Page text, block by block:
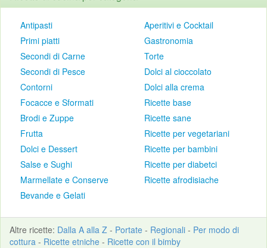
Antipasti
Primi piatti
Secondi di Carne
Secondi di Pesce
Contorni
Focacce e Sformati
Brodi e Zuppe
Frutta
Dolci e Dessert
Salse e Sughi
Marmellate e Conserve
Bevande e Gelati
Aperitivi e Cocktail
Gastronomia
Torte
Dolci al cioccolato
Dolci alla crema
Ricette base
Ricette sane
Ricette per vegetariani
Ricette per bambini
Ricette per diabetci
Ricette afrodisiache
Altre ricette: Dalla A alla Z - Portate - Regionali - Per modo di
cottura - Ricette etniche - Ricette con il bimby